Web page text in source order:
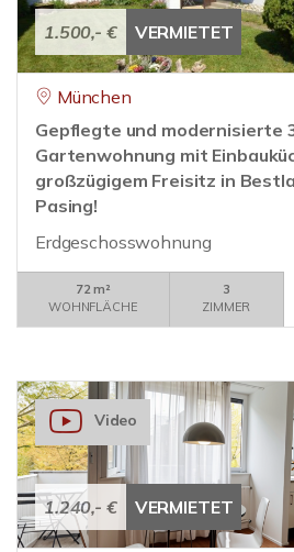
1.500,- € VERMIETET
München
Gepflegte und modernisierte
Gartenwohnung mit
großzügigem Freisitz in
Pasing!
Erdgeschosswohnung
72 m²
WOHNFLÄCHE
3
ZIMMER
1.240,- € VERMIETET
Video